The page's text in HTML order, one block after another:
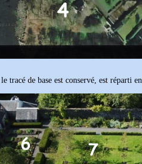
tracé de base est conservé, est réparti en